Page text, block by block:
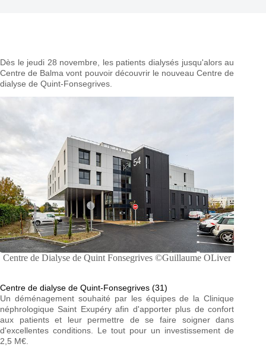
Dès le jeudi 28 novembre, les patients dialysés jusqu'alors au
Centre de Balma vont pouvoir découvrir le nouveau Centre de
dialyse de Quint-Fonsegrives.
Centre de Dialyse de Quint Fonsegrives ©Guillaume OLiver
Centre de dialyse de Quint-Fonsegrives (31)
Un déménagement souhaité par les équipes de la Clinique
néphrologique Saint Exupéry afin d'apporter plus de confort
aux patients et leur permettre de se faire soigner dans
d'excellentes conditions. Le tout pour un investissement de
2,5 M€.